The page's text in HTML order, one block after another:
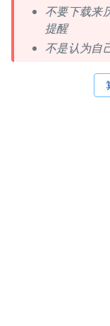
不要下载来
提醒
不是认为自